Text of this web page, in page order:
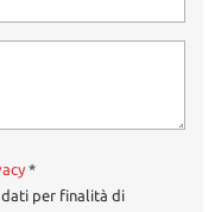
senza impegno
*
per finalità di